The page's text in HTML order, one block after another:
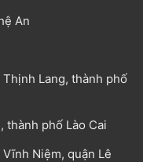
An
Lang, thành phố
thành phố Lào Cai
Niệm, quận Lê